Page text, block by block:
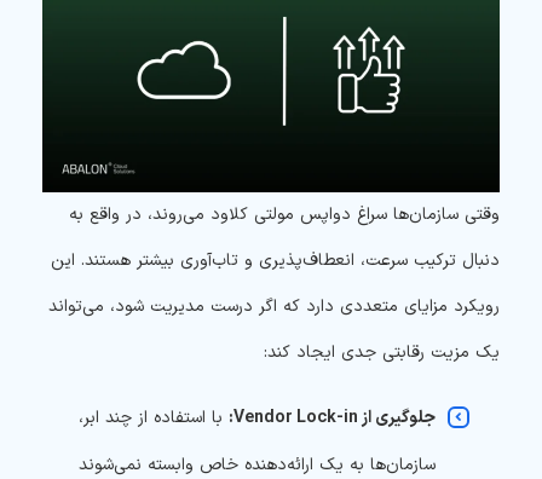
وقتی سازمان‌ها سراغ دواپس مولتی کلاود می‌روند، در واقع به
دنبال ترکیب سرعت، انعطاف‌پذیری و تاب‌آوری بیشتر هستند. این
رویکرد مزایای متعددی دارد که اگر درست مدیریت شود، می‌تواند
یک مزیت رقابتی جدی ایجاد کند:
جلوگیری از Vendor Lock-in:
با استفاده از چند ابر،
سازمان‌ها به یک ارائه‌دهنده خاص وابسته نمی‌شوند